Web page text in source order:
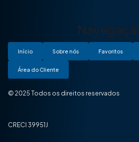
Início Sobre nós Favoritos
Área do Cliente
© 2025 Todos os direitos reservados
CRECI 39951J